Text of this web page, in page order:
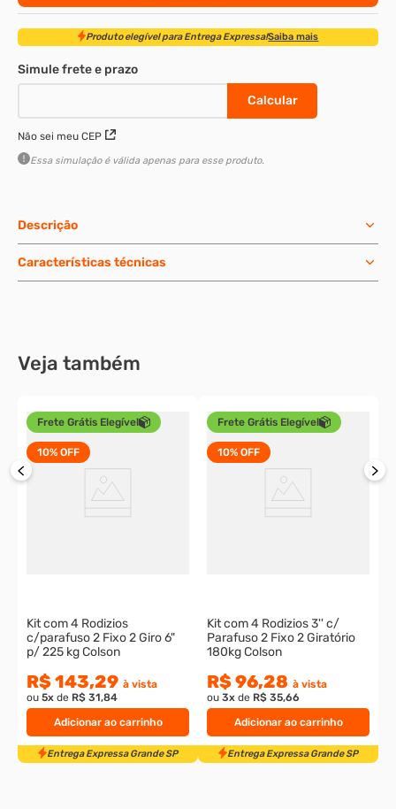
Produto elegível para Entrega Expressa!Saiba mais
Não sei meu CEP
Essa simulação é válida apenas para esse produto.
Descrição
Características técnicas
Veja também
Frete Grátis Elegível
10% OFF
Adicionar ao carrinho
Kit com 4 Rodizios
c/parafuso 2 Fixo 2 Giro 6"
p/ 225 kg Colson
R$ 143,29 à vista
ou 5x de R$ 31,84
Frete Grátis Elegível
10% OFF
Adicionar ao carrinho
Kit com 4 Rodizios 3'' c/
Parafuso 2 Fixo 2 Giratório
180kg Colson
R$ 96,28 à vista
ou 3x de R$ 35,66